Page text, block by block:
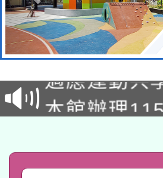
本校115學
招)
本館辦理
礎課程
A3數位素養